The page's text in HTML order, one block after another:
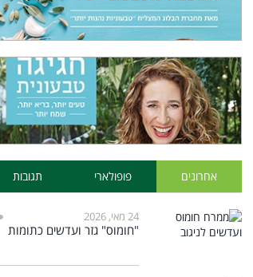
אחרונים פופולארי תגובות
24 מאי, 2026
"חומוס" גזר ועדשים כתומות